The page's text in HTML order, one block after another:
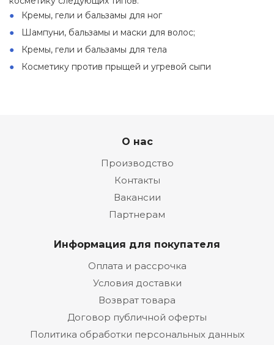
Кремы, гели и бальзамы для ног
Шампуни, бальзамы и маски для волос;
Кремы, гели и бальзамы для тела
Косметику против прыщей и угревой сыпи
О нас
Производство
Контакты
Вакансии
Партнерам
Информация для покупателя
Оплата и рассрочка
Условия доставки
Возврат товара
Договор публичной оферты
Политика обработки персональных данных